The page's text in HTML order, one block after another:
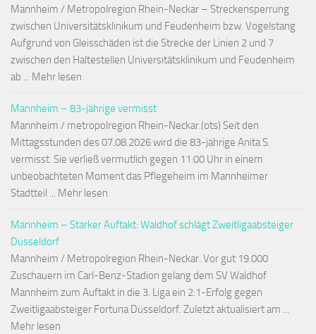
Mannheim / Metropolregion Rhein-Neckar – Streckensperrung
zwischen Universitätsklinikum und Feudenheim bzw. Vogelstang
Aufgrund von Gleisschäden ist die Strecke der Linien 2 und 7
zwischen den Haltestellen Universitätsklinikum und Feudenheim
ab ... Mehr lesen
Mannheim – 83-jährige vermisst
Mannheim / metropolregion Rhein-Neckar.(ots) Seit den
Mittagsstunden des 07.08.2026 wird die 83-jährige Anita S.
vermisst. Sie verließ vermutlich gegen 11:00 Uhr in einem
unbeobachteten Moment das Pflegeheim im Mannheimer
Stadtteil ... Mehr lesen
Mannheim – Starker Auftakt: Waldhof schlägt Zweitligaabsteiger
Düsseldorf
Mannheim / Metropolregion Rhein-Neckar. Vor gut 19.000
Zuschauern im Carl-Benz-Stadion gelang dem SV Waldhof
Mannheim zum Auftakt in die 3. Liga ein 2:1-Erfolg gegen
Zweitligaabsteiger Fortuna Düsseldorf. Zuletzt aktualisiert am ...
Mehr lesen